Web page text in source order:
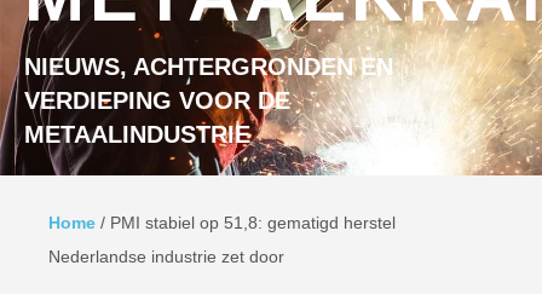
NIEUWS, ACHTERGRONDEN EN
VERDIEPING VOOR DE
METAALINDUSTRIE
Home / PMI stabiel op 51,8: gematigd herstel
Nederlandse industrie zet door